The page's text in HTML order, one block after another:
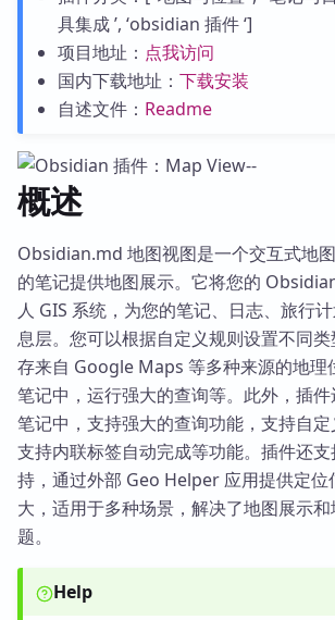
具集成 ’, ‘obsidian 插件 ‘]
项目地址： 点我访问
国内下载地址： 下载安装
自述文件： Readme
概述
Obsidian.md 地图视图是一个交互式地
的笔记提供地图展示。它将您的
人 GIS 系统，为您的笔记、日志、旅行
息层。您可以根据自定义规则设置不同
存来自 Google Maps 等多种来源的地理
笔记中，运行强大的查询等。此外，插
笔记中，支持强大的查询功能，支持自定
支持内联标签自动完成等功能。插件还支
持，通过外部 Geo Helper 应用提供定位
大，适用于多种场景，解决了地图展示
题。
Help